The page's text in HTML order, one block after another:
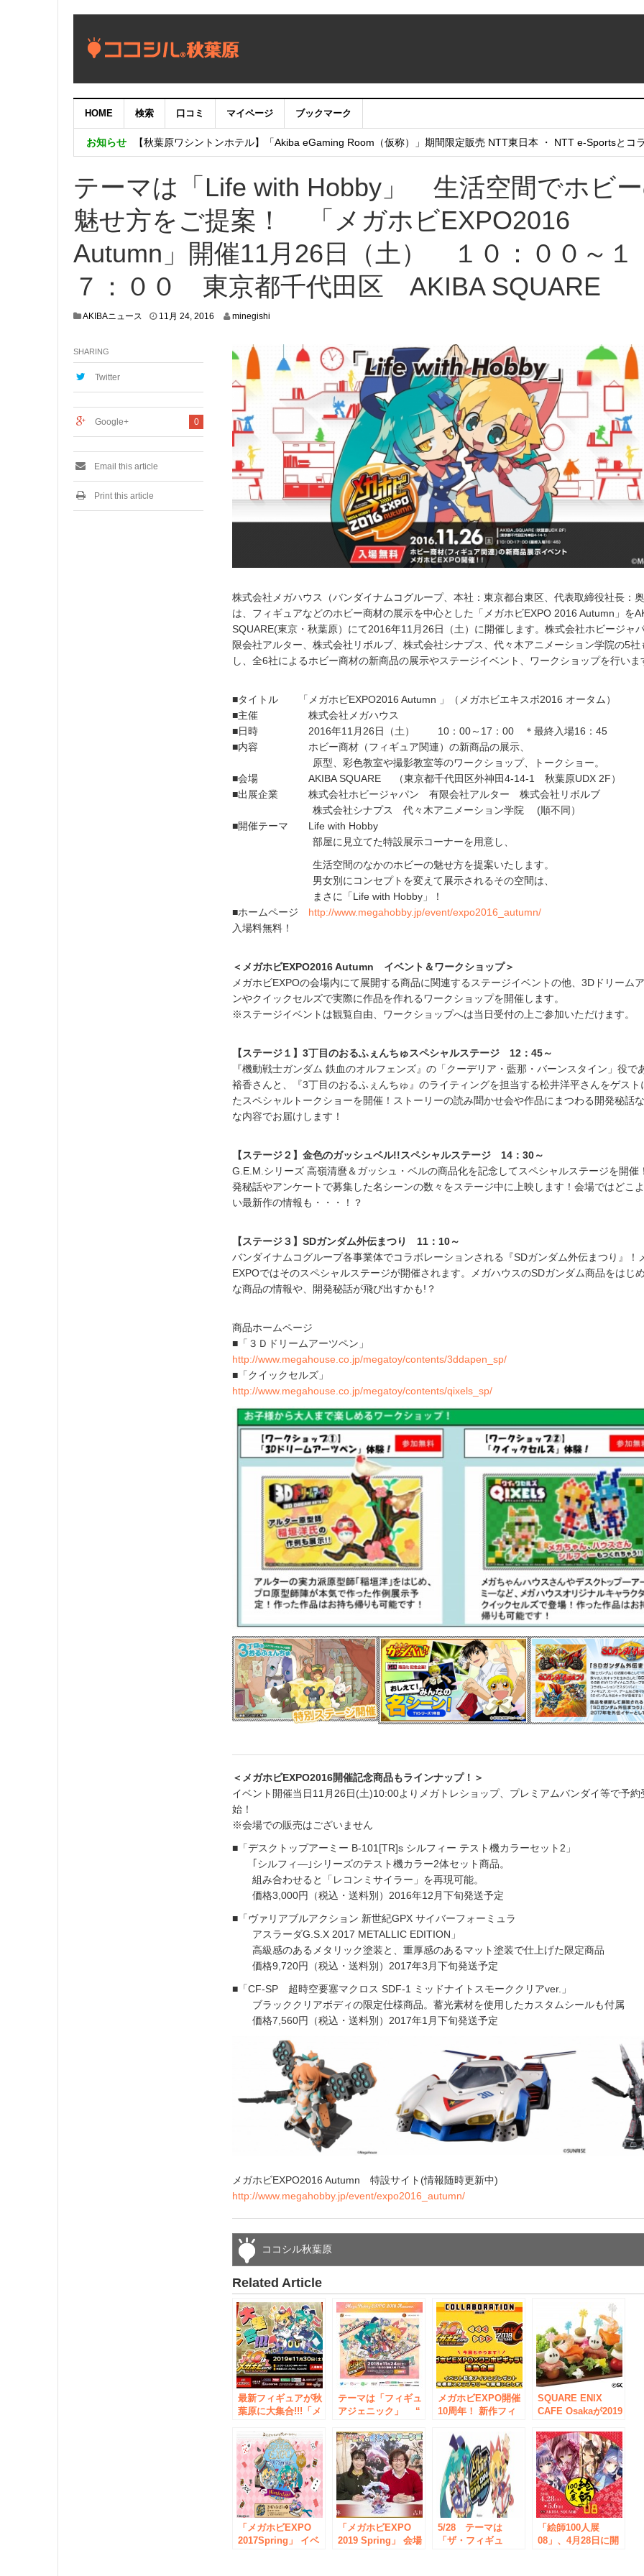
HOME 検索 口コミ マイページ ブックマーク
お知らせ
【重要：9月5日（火）22時】ココシル：アカウントサービス移行のお知らせ
【秋葉原ワシントンホテル】「Akiba eGaming Room（仮称）」期間限定販売 NTT東日本 ・ NTT e-Sportsとコ
テーマは「Life with Hobby」 生活空間でホビ
魅せ方をご提案！ 「メガホビEXPO2016
Autumn」開催11月26日（土） １０：００～１
７：００ 東京都千代田区 AKIBA SQUARE
AKIBAニュース 11月 24, 2016 minegishi
株式会社メガハウス（バンダイナムコグループ、本社：東京都台東区、代表取締役社長：
は、フィギュアなどのホビー商材の展示を中心とした「メガホビEXPO 2016 Autumn」を
SQUARE(東京・秋葉原）にて2016年11月26日（土）に開催します。株式会社ホビージャ
限会社アルター、株式会社リボルブ、株式会社シナプス、代々木アニメーション学院の5社
し、全6社によるホビー商材の新商品の展示やステージイベント、ワークショップを行いま
■タイトル 「メガホビEXPO2016 Autumn 」（メガホビエキスポ2016 オータム）
■主催 株式会社メガハウス
■日時 2016年11月26日（土） 10：00～17：00 ＊最終入場16：45
■内容 ホビー商材（フィギュア関連）の新商品の展示、
原型、彩色教室や撮影教室等のワークショップ、トークショー。
■会場 AKIBA SQUARE （東京都千代田区外神田4-14-1 秋葉原UDX 2F）
■出展企業 株式会社ホビージャパン 有限会社アルター 株式会社リボルブ
株式会社シナプス 代々木アニメーション学院 (順不同）
■開催テーマ Life with Hobby
部屋に見立てた特設展示コーナーを用意し、
生活空間のなかのホビーの魅せ方を提案いたします。
男女別にコンセプトを変えて展示されるその空間は、
まさに「Life with Hobby」！
■ホームページ http://www.megahobby.jp/event/expo2016_autumn/
入場料無料！
＜メガホビEXPO2016 Autumn イベント＆ワークショップ＞
メガホビEXPOの会場内にて展開する商品に関連するステージイベントの他、3Dドリーム
ンやクイックセルズで実際に作品を作れるワークショップを開催します。
※ステージイベントは観覧自由、ワークショップへは当日受付の上ご参加いただけます。
【ステージ１】3丁目のおるふぇんちゅスペシャルステージ 12：45～
『機動戦士ガンダム 鉄血のオルフェンズ』の「クーデリア・藍那・バーンスタイン」役で
裕香さんと、『3丁目のおるふぇんちゅ』のライティングを担当する松井洋平さんをゲスト
たスペシャルトークショーを開催！ストーリーの読み聞かせ会や作品にまつわる開発秘話
な内容でお届けします！
【ステージ２】金色のガッシュベル!!スペシャルステージ 14：30～
G.E.M.シリーズ 高嶺清麿＆ガッシュ・ベルの商品化を記念してスペシャルステージを開催
発秘話やアンケートで募集した名シーンの数々をステージ中に上映します！会場ではどこ
い最新作の情報も・・・！？
【ステージ３】SDガンダム外伝まつり 11：10～
バンダイナムコグループ各事業体でコラボレーションされる『SDガンダム外伝まつり』！
EXPOではそのスペシャルステージが開催されます。メガハウスのSDガンダム商品をはじ
な商品の情報や、開発秘話が飛び出すかも!？
商品ホームページ
■「３Ｄドリームアーツペン」
http://www.megahouse.co.jp/megatoy/contents/3ddapen_sp/
■「クイックセルズ」
http://www.megahouse.co.jp/megatoy/contents/qixels_sp/
＜メガホビEXPO2016開催記念商品もラインナップ！＞
イベント開催当日11月26日(土)10:00よりメガトレショップ、プレミアムバンダイ等で予約
始！
※会場での販売はございません
■「デスクトップアーミー B-101[TR]s シルフィー テスト機カラーセット2」
｢シルフィ―｣シリーズのテスト機カラー2体セット商品。
組み合わせると「レコンミサイラー」を再現可能。
価格3,000円（税込・送料別）2016年12月下旬発送予定
■「ヴァリアブルアクション 新世紀GPX サイバーフォーミュラ
アスラーダG.S.X 2017 METALLIC EDITION」
高級感のあるメタリック塗装と、重厚感のあるマット塗装で仕上げた限定商品
価格9,720円（税込・送料別）2017年3月下旬発送予定
■「CF-SP 超時空要塞マクロス SDF-1 ミッドナイトスモーククリアver.」
ブラッククリアボディの限定仕様商品。蓄光素材を使用したカスタムシールも付属
価格7,560円（税込・送料別）2017年1月下旬発送予定
メガホビEXPO2016 Autumn 特設サイト(情報随時更新中)
http://www.megahobby.jp/event/expo2016_autumn/
ココシル秋葉原
Related Article
最新フィギュアが秋
葉原に大集合!!!「メ
Autumn 」開催のご
案内
テーマは「フィギュ
アジェニック」 “
フィギュアを多数展
示！
メガホビEXPO開催
10周年！ 新作フィ
「メガホビEXPO
2019 Autumn」ステ
ージ企画、連動企画
情報更新のお知らせ
SQUARE ENIX
CAFE Osakaが2019
プン！株式会社エス
エルディーが店舗運
営業務を受託
「メガホビEXPO
2017Spring」 イベ
「メガホビEXPO
2019 Spring」 会場
5/28 テーマは
「ザ・フィギュ
「絵師100人展
08」、4月28日に開
SHARING
Twitter
0
Google+
Email this article
Print this article